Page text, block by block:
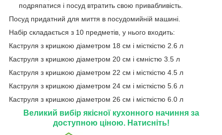
подряпатися і посуд втратить свою привабливість.
Посуд придатний для миття в посудомийній машині.
Набір складається з 10 предметів, у нього входить:
Каструля з кришкою діаметром 18 см і місткістю 2.6 л
Каструля з кришкою діаметром 20 см і ємністю 3.5 л
Каструля з кришкою діаметром 22 см і місткістю 4.5 л
Каструля з кришкою діаметром 24 см і місткістю 5.6 л
Каструля з кришкою діаметром 26 см і місткістю 6.0 л
Великий вибір якісної кухонного начиння за
доступною ціною. Натисніть!